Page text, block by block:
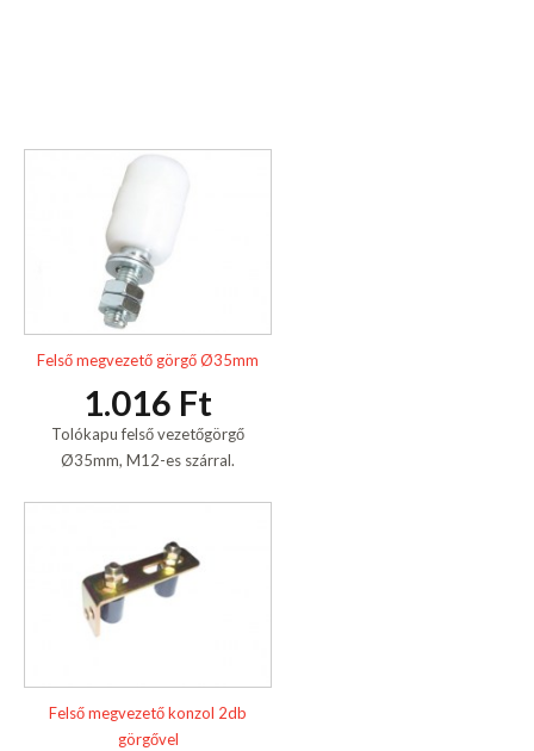
Felső megvezető görgő Ø35mm
1.016 Ft
Tolókapu felső vezetőgörgő
Ø35mm, M12-es szárral.
Felső megvezető konzol 2db
görgővel